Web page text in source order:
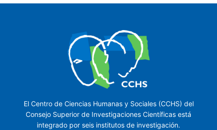
El Centro de Ciencias Humanas y Sociales (CCHS) del
Consejo Superior de Investigaciones Científicas está
integrado por seis institutos de investigación.